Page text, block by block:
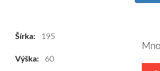
Šírka:195
Výška:60